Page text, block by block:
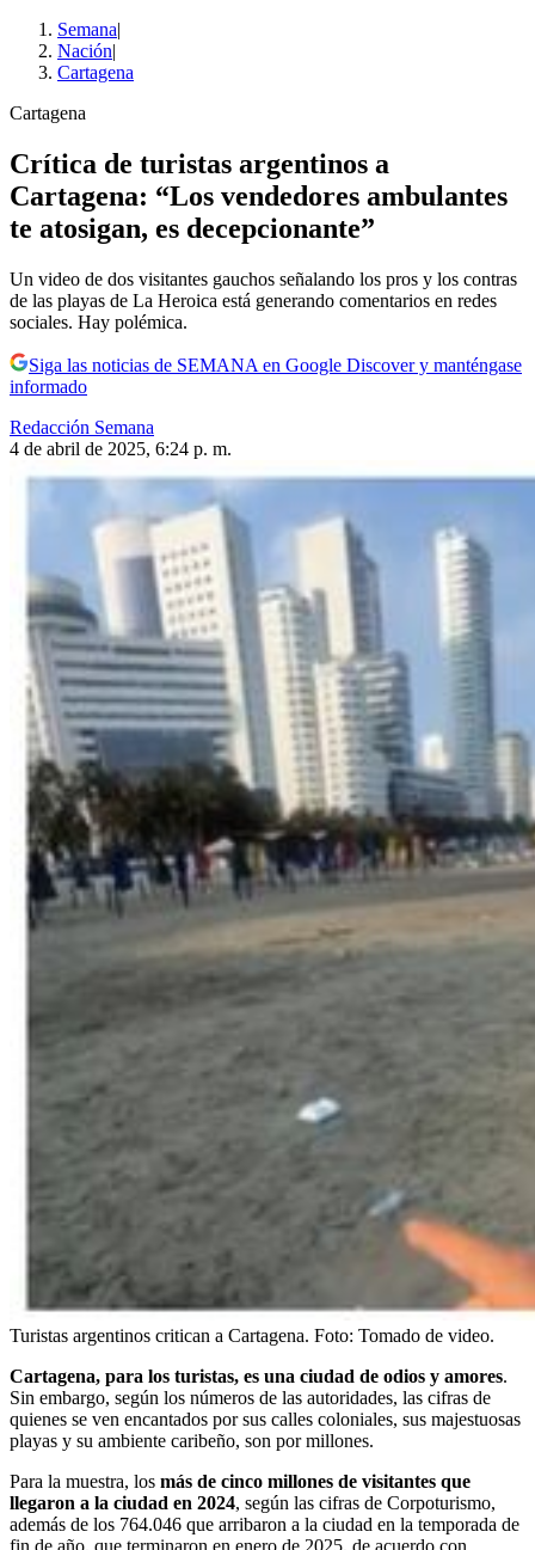
Semana|
Nación|
Cartagena
Cartagena
Crítica de turistas argentinos a
Cartagena: “Los vendedores ambulantes
te atosigan, es decepcionante”
Un video de dos visitantes gauchos señalando los pros y los contras
de las playas de La Heroica está generando comentarios en redes
sociales. Hay polémica.
Siga las noticias de SEMANA en Google Discover y manténgase
informado
Redacción Semana
4 de abril de 2025, 6:24 p. m.
Turistas argentinos critican a Cartagena. Foto: Tomado de video.
Cartagena, para los turistas, es una ciudad de odios y amores.
Sin embargo, según los números de las autoridades, las cifras de
quienes se ven encantados por sus calles coloniales, sus majestuosas
playas y su ambiente caribeño, son por millones.
Para la muestra, los más de cinco millones de visitantes que
llegaron a la ciudad en 2024, según las cifras de Corpoturismo,
además de los 764.046 que arribaron a la ciudad en la temporada de
fin de año, que terminaron en enero de 2025, de acuerdo con